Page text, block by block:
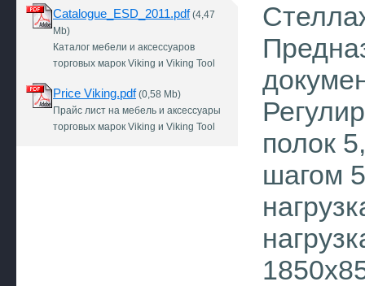
Catalogue_ESD_2011.pdf(4,47
Mb)
Каталог мебели и аксессуаров
торговых марок Viking и Viking Tool
Price Viking.pdf(0,58 Mb)
Прайс лист на мебель и аксессуары
торговых марок Viking и Viking Tool
полок
шагом